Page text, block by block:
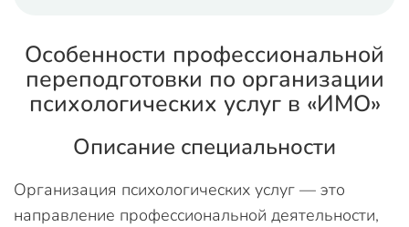
Особенности профессиональной
переподготовки по организации
психологических услуг в «ИМО»
Описание специальности
Организация психологических услуг — это
направление профессиональной деятельности,